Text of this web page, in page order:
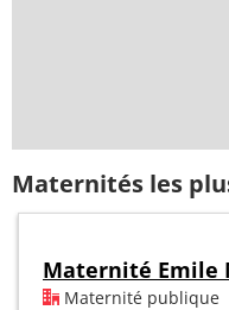
Maternités les
Maternité Emile
Maternité publique